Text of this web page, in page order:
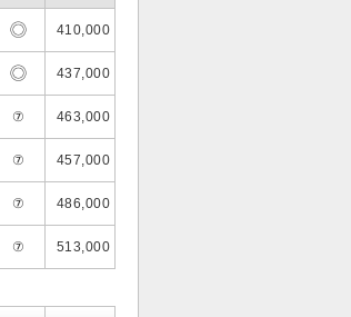
410,000
437,000
⑦ 463,000
⑦ 457,000
⑦ 486,000
⑦ 513,000